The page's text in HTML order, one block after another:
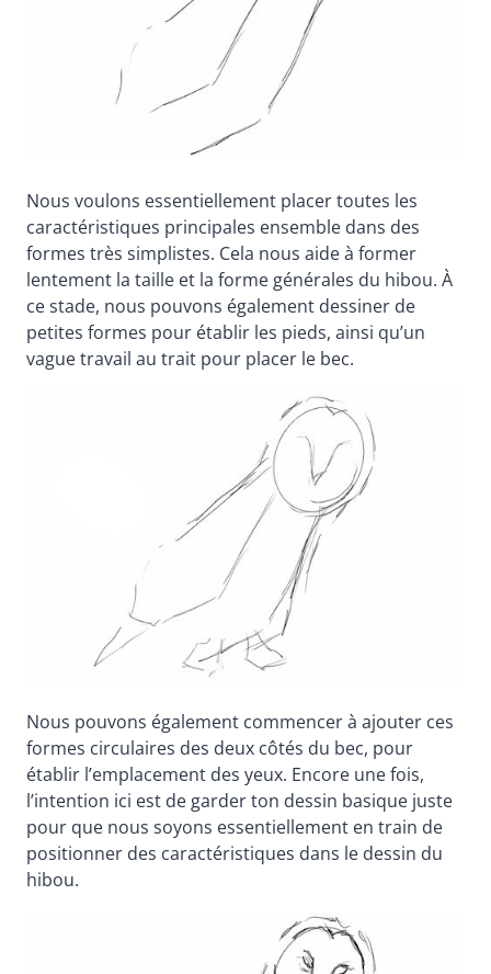
Nous voulons essentiellement placer toutes les
caractéristiques principales ensemble dans des
formes très simplistes. Cela nous aide à former
lentement la taille et la forme générales du hibou. À
ce stade, nous pouvons également dessiner de
petites formes pour établir les pieds, ainsi qu’un
vague travail au trait pour placer le bec.
Nous pouvons également commencer à ajouter ces
formes circulaires des deux côtés du bec, pour
établir l’emplacement des yeux. Encore une fois,
l’intention ici est de garder ton dessin basique juste
pour que nous soyons essentiellement en train de
positionner des caractéristiques dans le dessin du
hibou.